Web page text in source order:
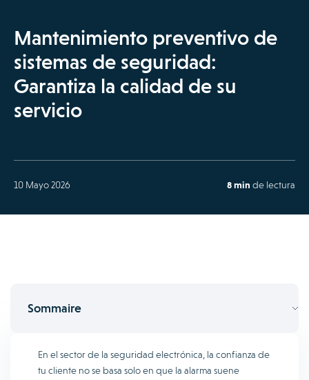
Mantenimiento preventivo de
sistemas de seguridad:
Garantiza la calidad de su
servicio
10 Mayo 2026 8 min de lectura
Sommaire
En el sector de la seguridad electrónica, la confianza de
tu cliente no se basa solo en que la alarma suene